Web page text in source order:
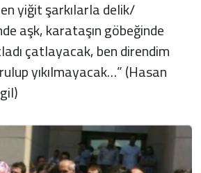
yiğit şarkılarla delik/
aşk, karataşın göbeğinde
çatlayacak, ben direndim
yıkılmayacak…” (Hasan